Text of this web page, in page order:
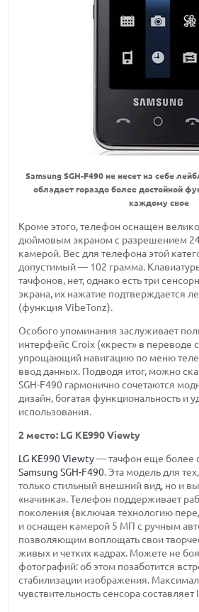
Samsung SGH-F490 не несет на себе
обладает гораздо более достойной
каждому свое
Кроме этого, телефон оснащен
дюймовым экраном с разрешением
камерой. Вес для телефона этой
допустимый — 102 грамма.
тачфонов, нет, однако есть три
экрана, их нажатие подтверждается
(функция VibeTonz).
Особого упоминания заслуживает
интерфейс Croix («крест» в переводе
упрощающий навигацию по меню
ввод данных. Подводя итог, можно
SGH-F490 гармонично сочетаются
дизайн, богатая функциональность и
использования.
2 место: LG KE990 Viewty
LG KE990 Viewty— тачфон еще более
Samsung SGH-F490. Эта модель для
только стильный внешний вид, но и
«начинка». Телефон поддерживает
поколения (включая технологию
и оснащен камерой 5 МП с ручным
позволяющим воплощать свои
живых и четких кадрах. Можете не
фотографий: об этом позаботится
стабилизации изображения.
чувствительность сенсора составляет